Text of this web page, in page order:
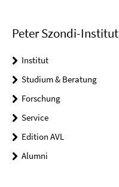
Peter Szondi-Institut
Institut
Studium & Beratung
Forschung
Service
Edition AVL
Alumni